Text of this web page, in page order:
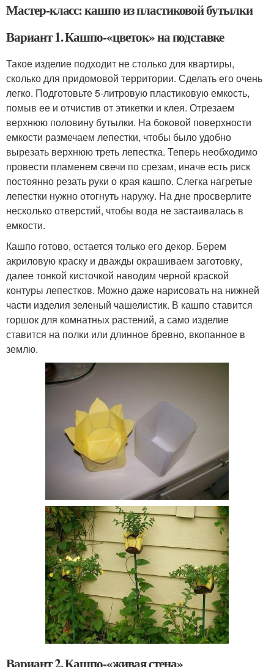
Мастер-класс: кашпо из пластиковой бутылки
Вариант 1. Кашпо-«цветок» на подставке
Такое изделие подходит не столько для квартиры,
сколько для придомовой территории. Сделать его очень
легко. Подготовьте 5-литровую пластиковую емкость,
помыв ее и отчистив от этикетки и клея. Отрезаем
верхнюю половину бутылки. На боковой поверхности
емкости размечаем лепестки, чтобы было удобно
вырезать верхнюю треть лепестка. Теперь необходимо
провести пламенем свечи по срезам, иначе есть риск
постоянно резать руки о края кашпо. Слегка нагретые
лепестки нужно отогнуть наружу. На дне просверлите
несколько отверстий, чтобы вода не застаивалась в
емкости.
Кашпо готово, остается только его декор. Берем
акриловую краску и дважды окрашиваем заготовку,
далее тонкой кисточкой наводим черной краской
контуры лепестков. Можно даже нарисовать на нижней
части изделия зеленый чашелистик. В кашпо ставится
горшок для комнатных растений, а само изделие
ставится на полки или длинное бревно, вкопанное в
землю.
Вариант 2. Кашпо-«живая стена»